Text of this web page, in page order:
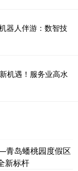
器人伴游：数智技
机遇！服务业高水
青岛蟠桃园度假区
新标杆